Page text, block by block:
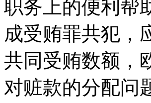
职务上的便利帮
成受贿罪共犯，
共同受贿数额，
对赃款的分配问